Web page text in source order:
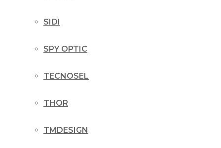
SIDI
SPY OPTIC
TECNOSEL
THOR
TMDESIGN